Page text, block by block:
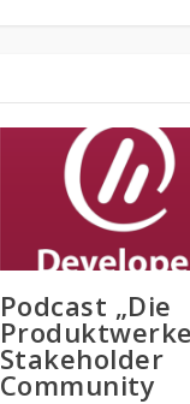
Podcast „Die
Stakeholder
Community